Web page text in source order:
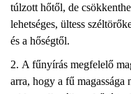
túlzott hőtől, de
lehetséges, ültess
és a hőségtől.
A fűnyírás megfelelő
arra, hogy a fű